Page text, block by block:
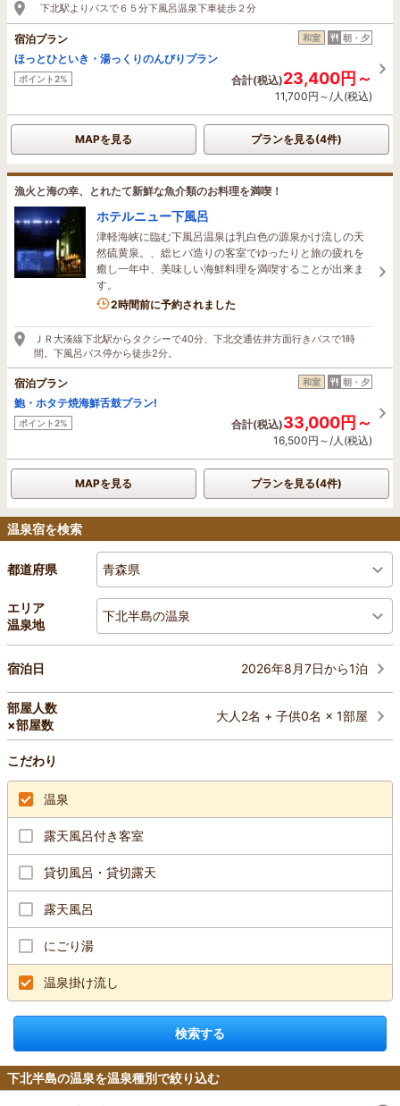
下北駅よりバスで６５分下風呂温泉下車徒歩２分
宿泊プラン 和室 朝・夕
ほっとひといき・湯っくりのんびりプラン
ポイント2% 合計(税込)23,400円～
11,700円～/人(税込)
MAPを見る プランを見る(4件)
漁火と海の幸、とれたて新鮮な魚介類のお料理を満喫！
ホテルニュー下風呂
津軽海峡に臨む下風呂温泉は乳白色の源泉かけ流しの天
然硫黄泉。、総ヒバ造りの客室でゆったりと旅の疲れを
癒し一年中、美味しい海鮮料理を満喫することが出来ま
す。
2時間前に予約されました
ＪＲ大湊線下北駅からタクシーで40分、下北交通佐井方面行きバスで1時
間。下風呂バス停から徒歩2分。
宿泊プラン 和室 朝・夕
鮑・ホタテ焼海鮮舌鼓プラン!
ポイント2% 合計(税込)33,000円～
16,500円～/人(税込)
MAPを見る プランを見る(4件)
温泉宿を検索
都道府県 青森県
エリア
温泉地
下北半島の温泉
宿泊日 2026年8月7日から1泊
部屋人数
×部屋数
大人2名 + 子供0名 × 1部屋
こだわり
温泉
露天風呂付き客室
貸切風呂・貸切露天
露天風呂
にごり湯
温泉掛け流し
検索する
下北半島の温泉を温泉種別で絞り込む